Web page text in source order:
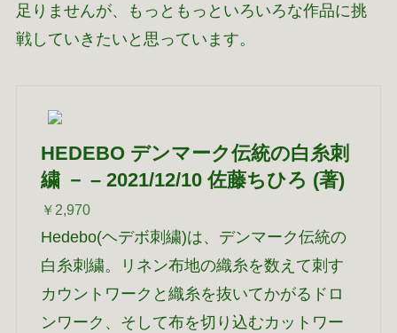
足りませんが、もっともっといろいろな作品に挑
戦していきたいと思っています。
HEDEBO デンマーク伝統の白糸刺
繍 － – 2021/12/10 佐藤ちひろ (著)
￥2,970
Hedebo(ヘデボ刺繍)は、デンマーク伝統の
白糸刺繍。リネン布地の織糸を数えて刺す
カウントワークと織糸を抜いてかがるドロ
ンワーク、そして布を切り込むカットワー